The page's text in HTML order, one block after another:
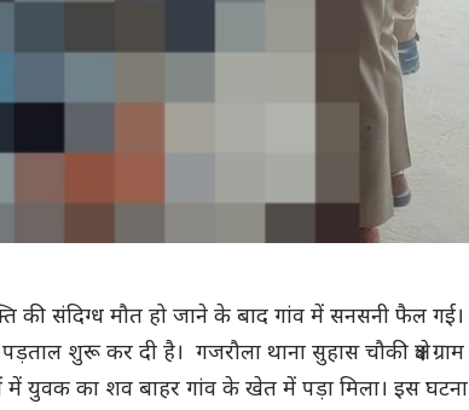
की संदिग्ध मौत हो जाने के बाद गांव में सनसनी फैल गई।
शुरू कर दी है। गजरौला थाना सुहास चौकी क्षेत्र ग्राम
में युवक का शव बाहर गांव के खेत में पड़ा मिला। इस घटना